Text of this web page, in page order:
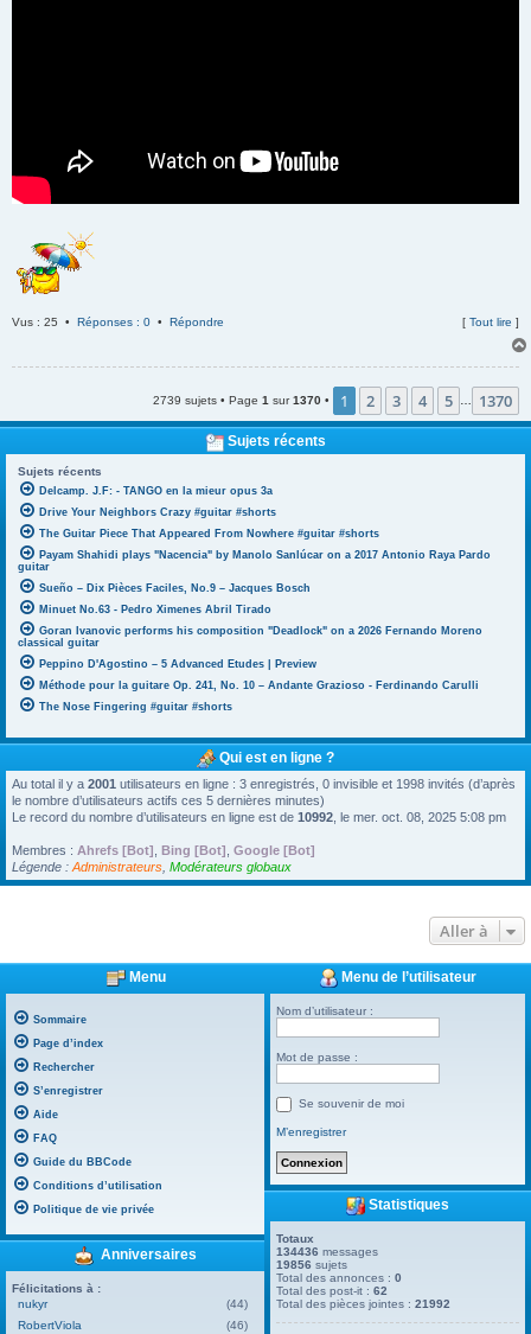
Vus : 25 • Réponses : 0 • Répondre [ Tout lire ]
2739 sujets • Page 1 sur1370 • 1 2 3 4 5 1370
Sujets récents
Sujets récents
Delcamp. J.F: - TANGO en la mieur opus 3a
Drive Your Neighbors Crazy #guitar #shorts
The Guitar Piece That Appeared From Nowhere #guitar #shorts
Payam Shahidi plays "Nacencia" by Manolo Sanlúcar on a 2017 Antonio Raya Pardo
guitar
Sueño – Dix Pièces Faciles, No.9 – Jacques Bosch
Minuet No.63 - Pedro Ximenes Abril Tirado
Goran Ivanovic performs his composition "Deadlock" on a 2026 Fernando Moreno
classical guitar
Peppino D'Agostino – 5 Advanced Etudes | Preview
Méthode pour la guitare Op. 241, No. 10 – Andante Grazioso - Ferdinando Carulli
The Nose Fingering #guitar #shorts
Qui est en ligne ?
Au total il y a 2001 utilisateurs en ligne : 3 enregistrés, 0 invisible et 1998 invités (d’après
le nombre d’utilisateurs actifs ces 5 dernières minutes)
Le record du nombre d’utilisateurs en ligne est de 10992 , le mer. oct. 08, 2025 5:08 pm
Membres : Ahrefs [Bot] Bing [Bot] Google [Bot]
Légende : Administrateurs Modérateurs globaux
Aller à
Menu
Sommaire
Page d’index
Rechercher
S’enregistrer
Aide
FAQ
Guide du BBCode
Conditions d’utilisation
Politique de vie privée
Anniversaires
Félicitations à :
nukyr
(44)
RobertViola
(46)
Menu de l’utilisateur
Nom d’utilisateur :
Mot de passe :
Se souvenir de moi
M’enregistrer
Statistiques
Totaux
134436 messages
19856 sujets
Total des annonces :0
Total des post-it :62
Total des pièces jointes :21992